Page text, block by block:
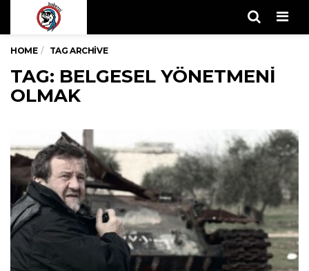
HOME TAG ARCHIVE
TAG: BELGESEL YÖNETMENI
OLMAK